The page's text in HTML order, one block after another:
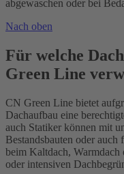
abgewaschen oder bei
Nach oben
Für welche
Green Line
CN Green Line bietet
Dachaufbau eine
auch Statiker können mit
Bestandsbauten oder auch
beim Kaltdach, Warmdach
oder intensiven